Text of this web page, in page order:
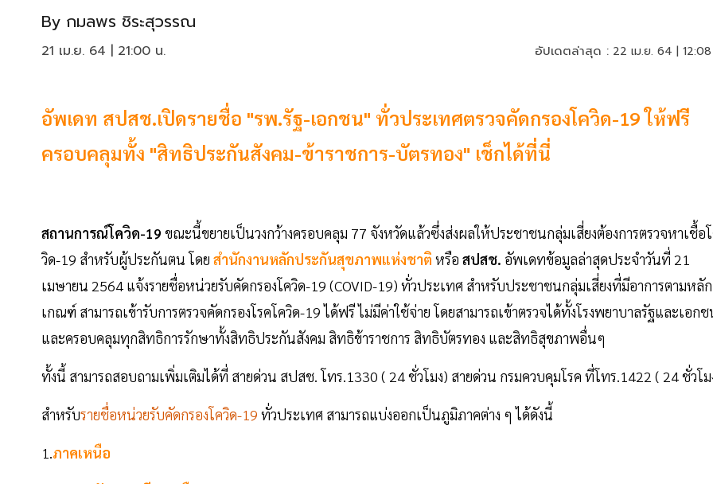
By กมลพร ชิระสุวรรณ
21 เม.ย. 64 | 21:00 น. อัปเดตล่าสุด : 22 เม.ย. 64 |
อัพเดท สปสช.เปิดรายชื่อ "รพ.รัฐ-เอกชน" ทั่วประเทศตรวจคัดกรองโควิด-19 ให้ฟรี
ครอบคลุมทั้ง "สิทธิประกันสังคม-ข้าราชการ-บัตรทอง" เช็กได้ที่นี่
สถานการณ์โควิด-19 ขณะนี้ขยายเป็นวงกว้างครอบคลุม 77 จังหวัดแล้วซึ่งส่งผลให้ประชาชนกลุ่มเสี่ยงต้องการตรวจหาเชื้อ
วิด-19 สำหรับผู้ประกันตน โดย สำนักงานหลักประกันสุขภาพแห่งชาติ หรือ สปสช. อัพเดทข้อมูลล่าสุดประจำวันที่ 21
เมษายน 2564 แจ้งรายชื่อหน่วยรับคัดกรองโควิด-19 (COVID-19) ทั่วประเทศ สำหรับประชาชนกลุ่มเสี่ยงที่มีอาการตามหลัก
เกณฑ์ สามารถเข้ารับการตรวจคัดกรองโรคโควิด-19 ได้ฟรี ไม่มีค่าใช้จ่าย โดยสามารถเข้าตรวจได้ทั้งโรงพยาบาลรัฐและเอก
และครอบคลุมทุกสิทธิการรักษาทั้งสิทธิประกันสังคม สิทธิข้าราชการ สิทธิบัตรทอง และสิทธิสุขภาพอื่นๆ
ทั้งนี้ สามารถสอบถามเพิ่มเติมได้ที่ สายด่วน สปสช. โทร.1330 ( 24 ชั่วโมง) สายด่วน กรมควบคุมโรค ที่โทร.1422 ( 24 ชั่วโม
สำหรับรายชื่อหน่วยรับคัดกรองโควิด-19 ทั่วประเทศ สามารถแบ่งออกเป็นภูมิภาคต่าง ๆ ได้ดังนี้
1.ภาคเหนือ